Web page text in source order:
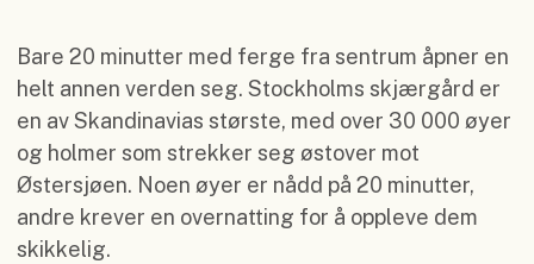
Bare 20 minutter med ferge fra sentrum åpner en
helt annen verden seg. Stockholms skjærgård er
en av Skandinavias største, med over 30 000 øyer
og holmer som strekker seg østover mot
Østersjøen. Noen øyer er nådd på 20 minutter,
andre krever en overnatting for å oppleve dem
skikkelig.